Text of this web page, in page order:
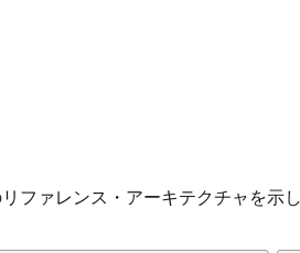
ァレンス・アーキテクチャを示し